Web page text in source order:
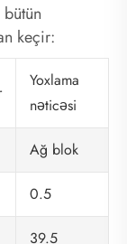
keçir:
Yoxlama
nəticəsi
Ağ blok
0.5
39.5